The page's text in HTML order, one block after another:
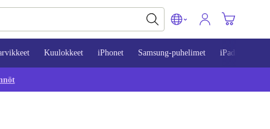
Kuulokkeet iPhonet Samsung-puhelimet iPadit